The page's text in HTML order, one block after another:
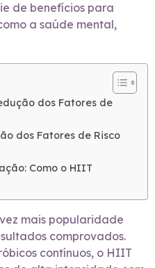
de benefícios para
a saúde mental,
dos Fatores de
dos Fatores de Risco
Como o HIIT
mais popularidade
comprovados.
contínuos, o HIIT